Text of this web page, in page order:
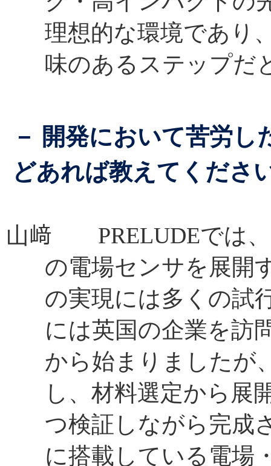
理想的な環境であり
味のあるステップだ
－ 開発において苦労
どあれば教えてくださ
山﨑 PRELUDEでは、
の電場センサを展開
の実現には多くの試
には英国の企業を訪
から始まりましたが
し、材料選定から展
つ検証しながら完成
に搭載している電場